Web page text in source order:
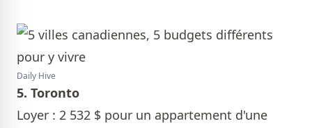
Daily Hive
5. Toronto
Loyer : 2 532 $ pour un appartement d'une